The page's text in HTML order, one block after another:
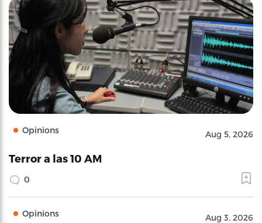
Opinions Aug 5, 2026
Terror a las 10 AM
0
Opinions Aug 3, 2026